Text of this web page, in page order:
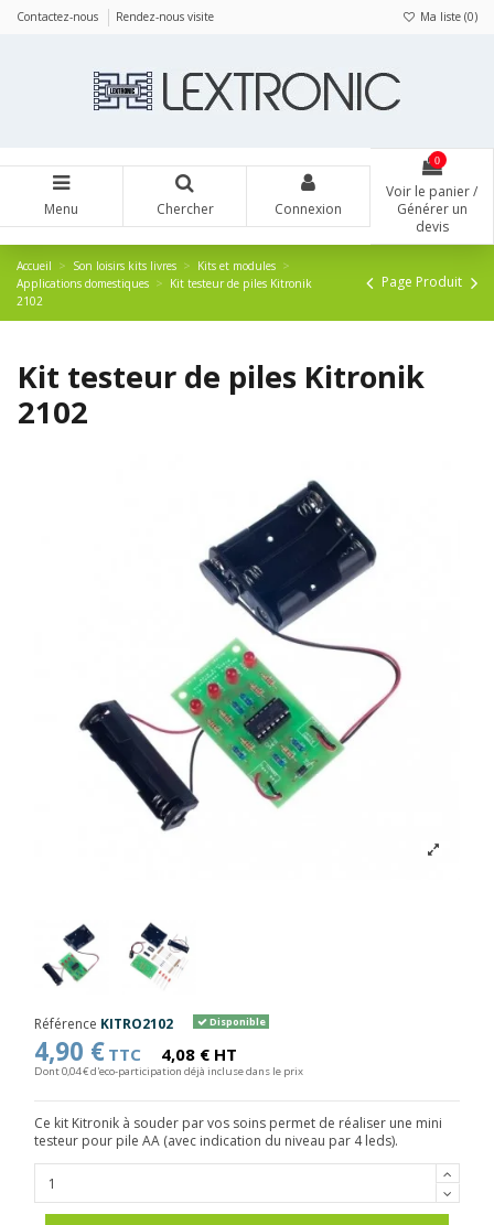
Contactez-nous Rendez-nous visite Ma liste (0)
Menu Chercher Connexion
0
Voir le panier /
Générer un
devis
Accueil Son loisirs kits livres
Kits et modules
Applications domestiques
Kit testeur de piles Kitronik
2102
Page Produit
Kit testeur de piles Kitronik
2102
Référence KITRO2102 Disponible
4,90 € TTC 4,08 € HT
Dont 0,04 € d'eco-participation déjà incluse dans le prix
Ce kit Kitronik à souder par vos soins permet de réaliser une mini
testeur pour pile AA (avec indication du niveau par 4 leds).
Panneau de gestion des cookies